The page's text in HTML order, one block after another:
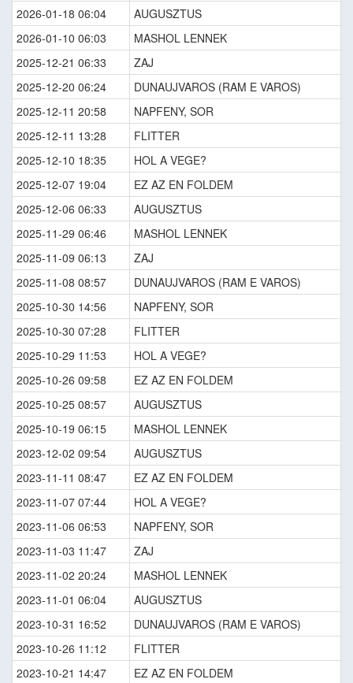
2026-01-18 06:04
AUGUSZTUS
2026-01-10 06:03
MASHOL LENNEK
2025-12-21 06:33
ZAJ
2025-12-20 06:24
DUNAUJVAROS (RAM E VAROS)
2025-12-11 20:58
NAPFENY, SOR
2025-12-11 13:28
FLITTER
2025-12-10 18:35
HOL A VEGE?
2025-12-07 19:04
EZ AZ EN FOLDEM
2025-12-06 06:33
AUGUSZTUS
2025-11-29 06:46
MASHOL LENNEK
2025-11-09 06:13
ZAJ
2025-11-08 08:57
DUNAUJVAROS (RAM E VAROS)
2025-10-30 14:56
NAPFENY, SOR
2025-10-30 07:28
FLITTER
2025-10-29 11:53
HOL A VEGE?
2025-10-26 09:58
EZ AZ EN FOLDEM
2025-10-25 08:57
AUGUSZTUS
2025-10-19 06:15
MASHOL LENNEK
2023-12-02 09:54
AUGUSZTUS
2023-11-11 08:47
EZ AZ EN FOLDEM
2023-11-07 07:44
HOL A VEGE?
2023-11-06 06:53
NAPFENY, SOR
2023-11-03 11:47
ZAJ
2023-11-02 20:24
MASHOL LENNEK
2023-11-01 06:04
AUGUSZTUS
2023-10-31 16:52
DUNAUJVAROS (RAM E VAROS)
2023-10-26 11:12
FLITTER
2023-10-21 14:47
EZ AZ EN FOLDEM